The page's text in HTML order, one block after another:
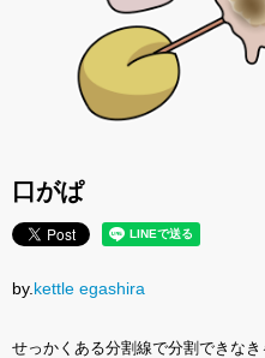
口がぱ
by. kettle egashira
せっかくある分割線で分割できな